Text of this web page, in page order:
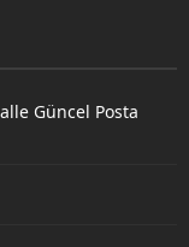
Güncel Posta